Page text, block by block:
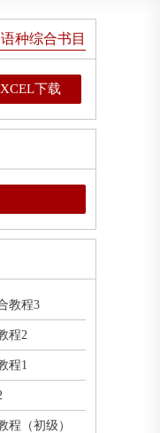
种综合书目
下载
教程3
程2
程1
程（初级）